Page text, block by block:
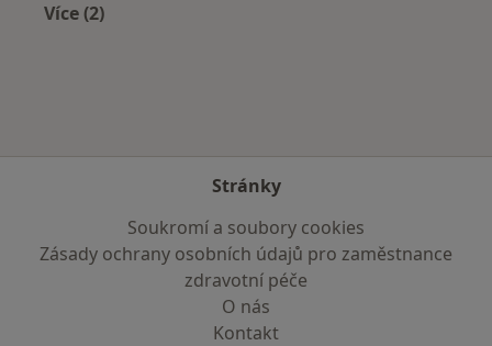
Více (2)
Stránky
Soukromí a soubory cookies
Zásady ochrany osobních údajů pro zaměstnance
zdravotní péče
O nás
Kontakt